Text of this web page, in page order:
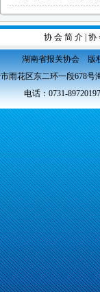
协 会 简 介| 协
湖南省报关协会 版
市雨花区东二环一段678
电话：0731-